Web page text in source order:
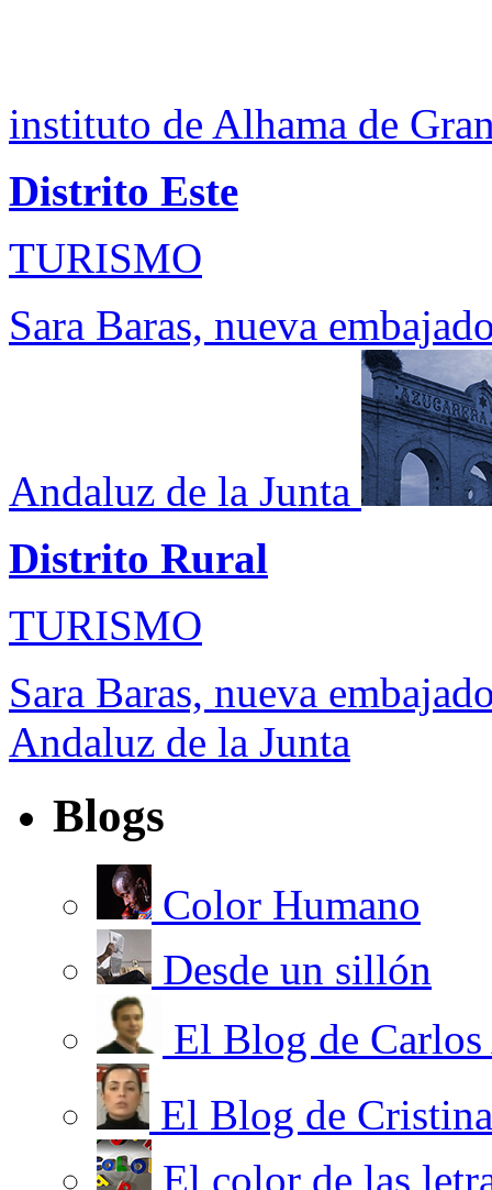
instituto de Alhama de
Distrito Este
TURISMO
Sara Baras, nueva
Andaluz de la Junta
Distrito Rural
TURISMO
Sara Baras, nueva
Andaluz de la Junta
Blogs
Color Humano
Desde un sillón
El Blog de
El Blog de
El color de las